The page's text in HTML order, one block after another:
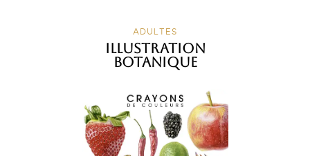
ADULTES
Illustration
botanique